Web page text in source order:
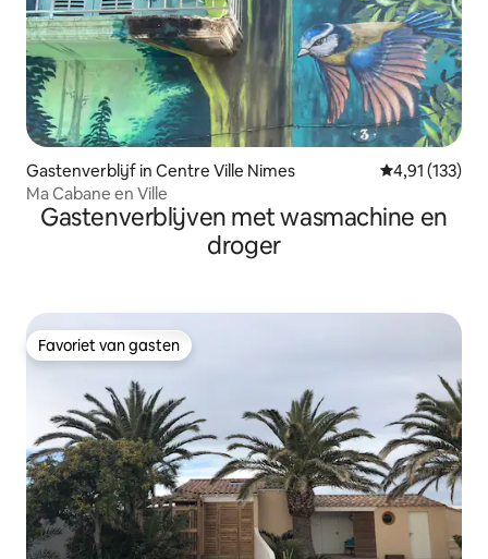
Gastenverblijf in Centre Ville Nimes Gemiddelde
4,91 (133)
Ma Cabane en Ville
Gastenverblijven met wasmachine en
droger
Favoriet van gasten
Favoriet van gasten